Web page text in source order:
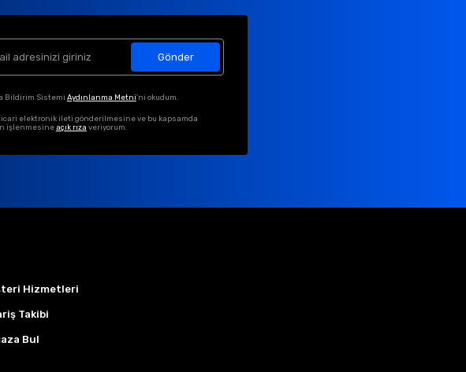
Gönder
Bildirim Sistemi Aydınlanma Metni'ni okudum.
elektronik ileti gönderilmesine ve bu kapsamda
işlenmesineaçık rıza veriyorum.
Hizmetleri
Takibi
Bul